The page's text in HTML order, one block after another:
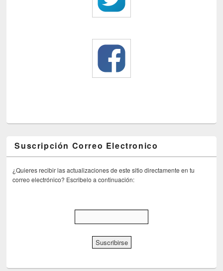
Suscripción Correo Electronico
¿Quieres recibir las actualizaciones de este sitio directamente en tu
correo electrónico? Escribelo a continuación: